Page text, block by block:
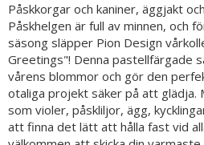
Påskkorgar och kaniner, äggjakt
Påskhelgen är full av minnen, och
säsong släpper Pion Design
Greetings"! Denna pastellfärgade
vårens blommor och gör den
otaliga projekt säker på att glädja.
som violer, påskliljor, ägg,
att finna det lätt att hålla fast vid